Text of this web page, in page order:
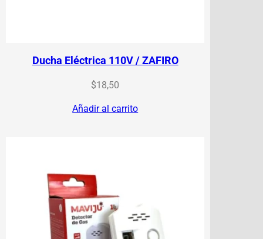
Ducha Eléctrica 110V / ZAFIRO
$18,50
Añadir al carrito